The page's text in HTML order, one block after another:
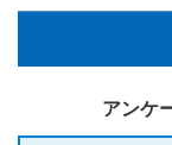
アンケ